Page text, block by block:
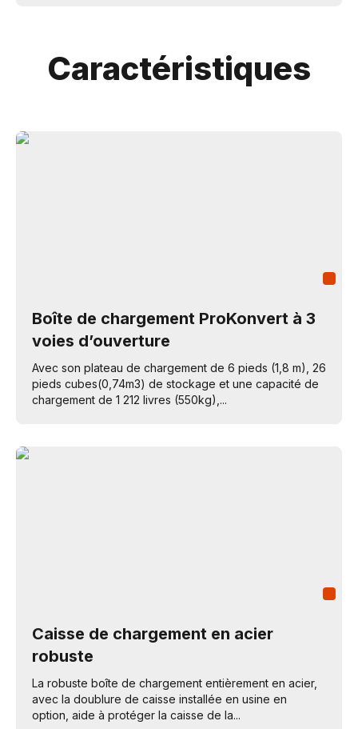
Caractéristiques
Boîte de chargement ProKonvert à 3
voies d’ouverture
Avec son plateau de chargement de 6 pieds (1,8 m), 26
pieds cubes(0,74m3) de stockage et une capacité de
chargement de 1 212 livres (550kg),...
Caisse de chargement en acier
robuste
La robuste boîte de chargement entièrement en acier,
avec la doublure de caisse installée en usine en
option, aide à protéger la caisse de la...